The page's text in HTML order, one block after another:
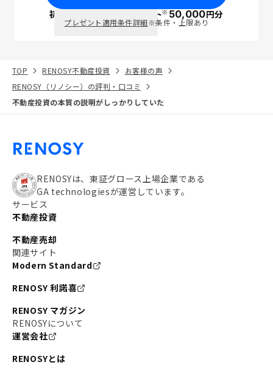
初回面談で ポイント※50,000円分
プレゼント適用条件詳細※条件・上限あり
TOP RENOSY不動産投資
お客様の声
RENOSY（リノシー）の評判・口コミ
不動産投資の本質の説明がしっかりしていた
RENOSYは、東証グロース上場企業である
GA technologiesが運営しています。
サービス
不動産投資
不動産売却
関連サイト
Modern Standard
RENOSY 利諾喜
RENOSY マガジン
RENOSYについて
運営会社
RENOSYとは